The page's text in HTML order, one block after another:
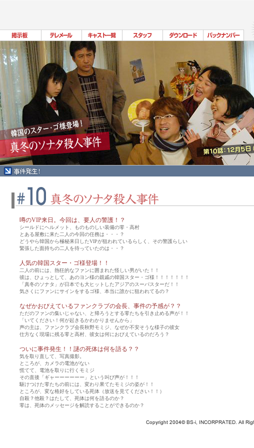
噂のVIP来日。今回は、要人の警護！？
シールドにヘルメット、ものものしい装備の零・高村
とある屋敷に来た二人の今回の任務は・・・？
どうやら韓国から極秘来日したVIPが狙われているらしく、その警護らしい
緊張した面持ちの二人を待っていたのは・・？
人気の韓国スター・ゴ様登場！！
二人の前には、熱狂的なファンに囲まれた怪しい男がいた！！
彼は、ひょっとして、あのヨン様の親戚の韓国スター・ゴ様！！！！！！！
「真冬のソナタ」が日本でも大ヒットしたアジアのスーパスターだ！！
気さくにファンにサインをするゴ様、本当に誰かに狙われてるの？
なぜかおびえているファンクラブの会長、事件の予感が？？
ただのファンの集いじゃない、と帰ろうとする零たちを引き止める声が！！
「いてください！何が起きるかわかりませんから」
声の主は、ファンクラブ会長秋野モミジ、なぜか不安そうな様子の彼女
仕方なく現場に残る零と高村、彼女は何におびえているのだろう？
ついに事件発生！！謎の死体は何を語る？？
気を取り直して、写真撮影。
ところが、カメラの電池がない
慌てて、電池を取りに行くモミジ
その直後「ギャーーーーーー」という叫び声が！！！
駆けつけた零たちの前には、変わり果てたモミジの姿が！！
ところが、変な格好をしている死体（放送を見てください！！）
自殺？他殺？はたして、死体は何を語るのか？
零は、死体のメッセージを解読することができるのか？